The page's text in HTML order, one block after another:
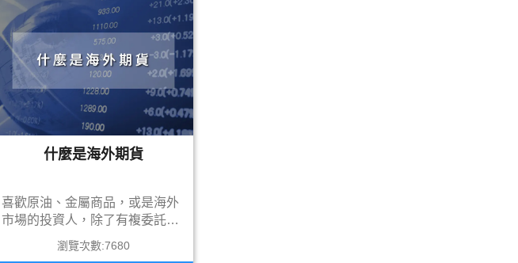
什麼是海外期貨
喜歡原油、金屬商品，或是海外
市場的投資人，除了有複委託可
以投資美港股外，海外期貨一定
是你一定要認識的投資工具，現
瀏覽次數:7680